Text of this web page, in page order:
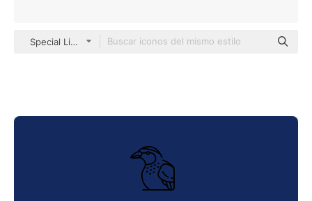
Special Lineal